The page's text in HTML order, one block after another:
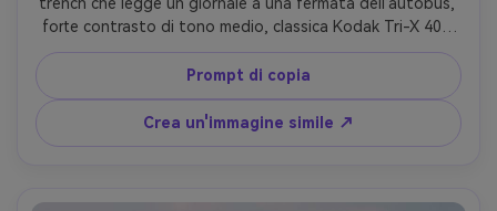
forte contrasto di tono medio, classica Kodak Tri-X 400
vibe, grano di pellicola pronunciato, leggera morbidezza
dell'obiettivo, espressione naturale e sincera, scattato su
Leica M6, obiettivo da 35 mm, composizione
documentaria con regola dei terzi, luce diurna coperto,
trama e ombre realistiche, stile fotogiornalismo senza
Prompt di copia
Crea un'immagine simile ↗